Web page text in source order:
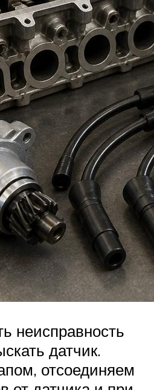
неисправность
датчик.
отсоединяем